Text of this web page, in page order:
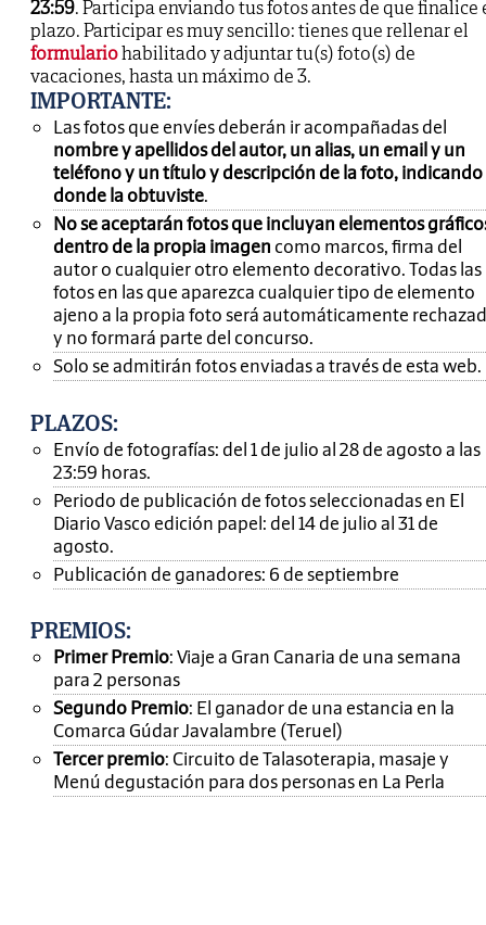
23:59. Participa enviando tus fotos antes de que finalice
plazo. Participar es muy sencillo: tienes que rellenar el
formulariohabilitado y adjuntar tu(s) foto(s) de
vacaciones, hasta un máximo de 3.
IMPORTANTE:
Las fotos que envíes deberán ir acompañadas del
nombre y apellidos del autor, un alias, un email y un
teléfono y un título y descripción de la foto, indicando
donde la obtuviste.
No se aceptarán fotos que incluyan elementos
dentro de la propia imagen como marcos, firma del
autor o cualquier otro elemento decorativo. Todas las
fotos en las que aparezca cualquier tipo de elemento
ajeno a la propia foto será automáticamente
y no formará parte del concurso.
Solo se admitirán fotos enviadas a través de esta web.
PLAZOS:
Envío de fotografías: del 1 de julio al 28 de agosto a las
23:59 horas.
Periodo de publicación de fotos seleccionadas en El
Diario Vasco edición papel: del 14 de julio al 31 de
agosto.
Publicación de ganadores: 6 de septiembre
PREMIOS:
Primer Premio: Viaje a Gran Canaria de una semana
para 2 personas
Segundo Premio: El ganador de una estancia en la
Comarca Gúdar Javalambre (Teruel)
Tercer premio: Circuito de Talasoterapia, masaje y
Menú degustación para dos personas en La Perla